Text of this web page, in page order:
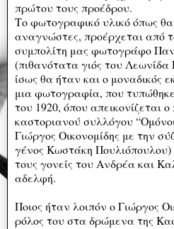
πρώτου τους προέδρου.
Το φωτογραφικό υλικό όπως
αναγνώστες, προέρχεται από
συμπολίτη μας φωτογράφο
(πιθανότατα γιός του Λεωνίδα
ίσως θα ήταν και ο μοναδικός
μια φωτογραφία, που
του 1920, όπου απεικονίζεται
καστοριανού συλλόγου
Γιώργος Οικονομίδης με την
γένος Κωστάκη
τους γονείς του Ανδρέα και
αδελφή.
Ποιος ήταν λοιπόν ο Γιώργος
ρόλος του στα δρώμενα της